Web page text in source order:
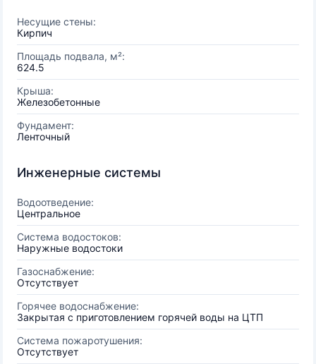
Несущие стены:
Кирпич
Площадь подвала, м²:
624.5
Крыша:
Железобетонные
Фундамент:
Ленточный
Инженерные системы
Водоотведение:
Центральное
Система водостоков:
Наружные водостоки
Газоснабжение:
Отсутствует
Горячее водоснабжение:
Закрытая с приготовлением горячей воды на ЦТП
Система пожаротушения:
Отсутствует